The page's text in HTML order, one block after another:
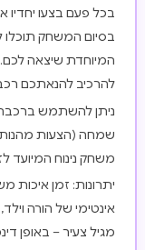
בכל פעם בצעו
בסיום המשחק
המיוחדת שיצאה לכם.
להרכיב להנאתכם
ניתן להשתמש
שמחה (הצעות
משחק נינוח המיועד
יתרונות: זמן איכות
אינטימי של הורה
מגיל צעיר – באופן